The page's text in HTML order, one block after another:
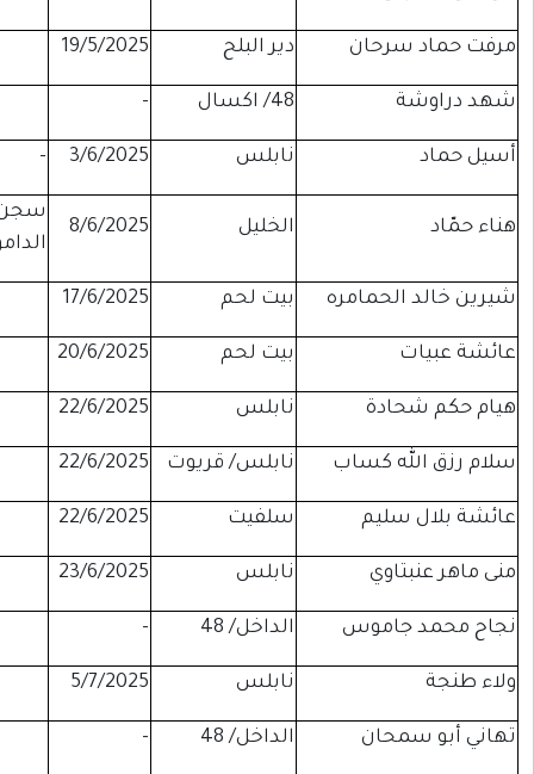
البلح 19/5/2025
- موقوفة
-
-
-
سجن
لحم 17/6/2025
- موقوفة
لحم - موقوفة
22/6/2025
-
قريوت 22/6/2025
- موقوفة
22/6/2025
- موقوفة
23/6/2025
- موقوفة
48
-
- موقوفة
- موقوفة
48
-
- موقوفة